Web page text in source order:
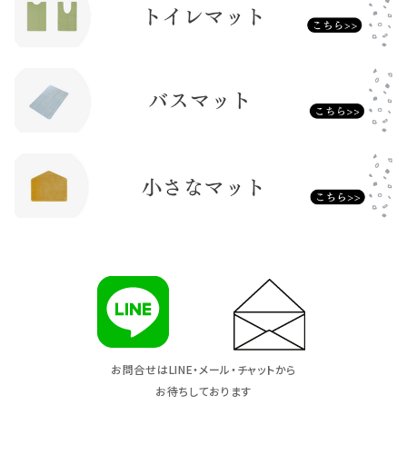
お問合せはLINE・メール・チャットから
お待ちしております